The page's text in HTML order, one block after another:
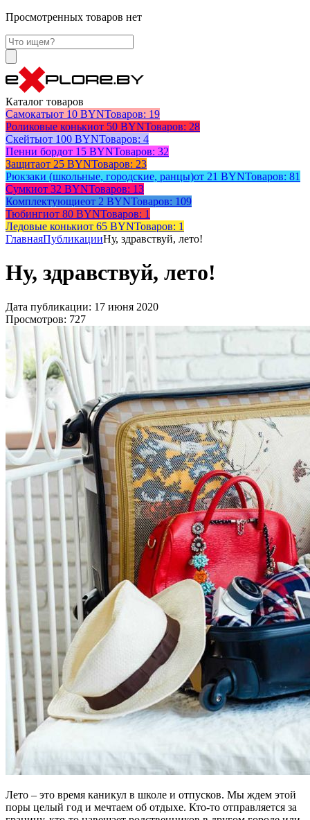
Просмотренных товаров нет
Каталог товаров
Самокатыот 10 BYNТоваров: 19
Роликовые конькиот 50 BYNТоваров: 28
Скейтыот 100 BYNТоваров: 4
Пенни бордот 15 BYNТоваров: 32
Защитаот 25 BYNТоваров: 23
Рюкзаки (школьные, городские, ранцы)от 21 BYNТоваров: 81
Сумкиот 32 BYNТоваров: 13
Комплектующиеот 2 BYNТоваров: 109
Тюбингиот 80 BYNТоваров: 1
Ледовые конькиот 65 BYNТоваров: 1
ГлавнаяПубликацииНу, здравствуй, лето!
Ну, здравствуй, лето!
Дата публикации: 17 июня 2020
Просмотров: 727
Лето – это время каникул в школе и отпусков. Мы ждем этой
поры целый год и мечтаем об отдыхе. Кто-то отправляется за